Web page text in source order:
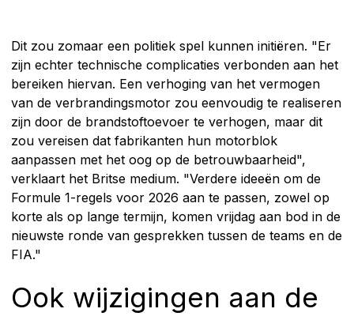
Dit zou zomaar een politiek spel kunnen initiëren. "Er
zijn echter technische complicaties verbonden aan het
bereiken hiervan. Een verhoging van het vermogen
van de verbrandingsmotor zou eenvoudig te realiseren
zijn door de brandstoftoevoer te verhogen, maar dit
zou vereisen dat fabrikanten hun motorblok
aanpassen met het oog op de betrouwbaarheid",
verklaart het Britse medium. "Verdere ideeën om de
Formule 1-regels voor 2026 aan te passen, zowel op
korte als op lange termijn, komen vrijdag aan bod in de
nieuwste ronde van gesprekken tussen de teams en de
FIA."
Ook wijzigingen aan de